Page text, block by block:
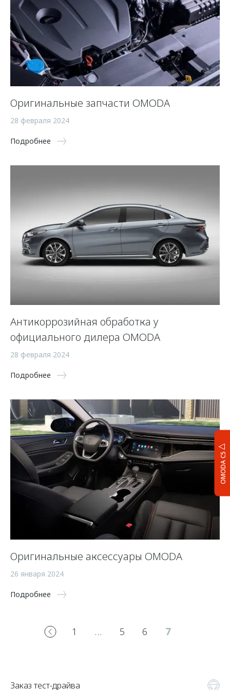
OMODA C5
Оригинальные запчасти OMODA
28 февраля 2024
Подробнее
Антикоррозийная обработка у
официального дилера OMODA
28 февраля 2024
Подробнее
Оригинальные аксессуары OMODA
26 января 2024
Подробнее
1 … 5 6 7
Заказ тест-драйва